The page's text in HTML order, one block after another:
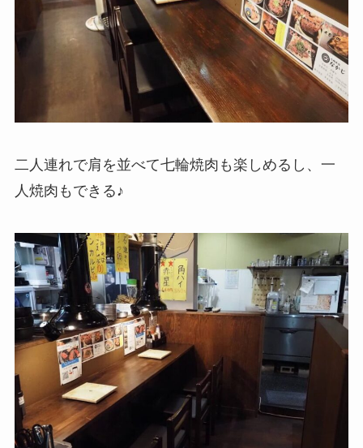
二人連れで肩を並べて七輪焼肉も楽しめるし、一
人焼肉もできる♪